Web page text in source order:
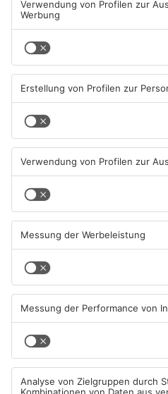
TOPNEWS
Waldbrandgefahr im
Primaveraland bleibt
weiterhin sehr hoch
PRIMAVERALAND
Gewässer im Primaveraland
leiden unter Trockenheit